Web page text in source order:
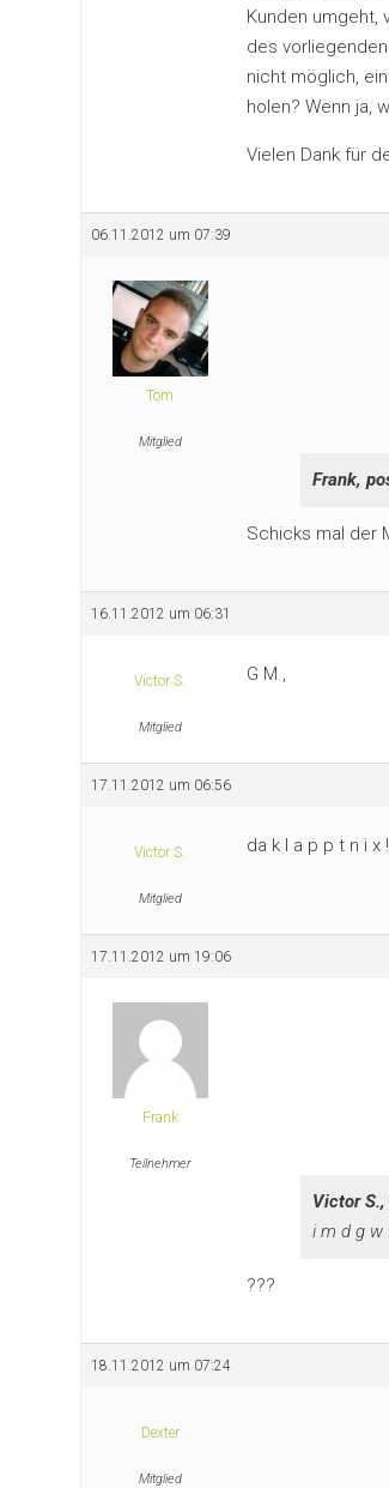
Kunden umgeht,
des
nicht möglich,
holen? Wenn ja,
Vielen Dank für
06.11.2012 um 07:39
Tom
Mitglied
Frank,
Schicks mal der
16.11.2012 um 06:31
Victor S.
Mitglied
G M ,
17.11.2012 um 06:56
Victor S.
Mitglied
da k l a p p t n i x
17.11.2012 um 19:06
Frank
Teilnehmer
Victor
i m d g w
???
18.11.2012 um 07:24
Dexter
Mitglied